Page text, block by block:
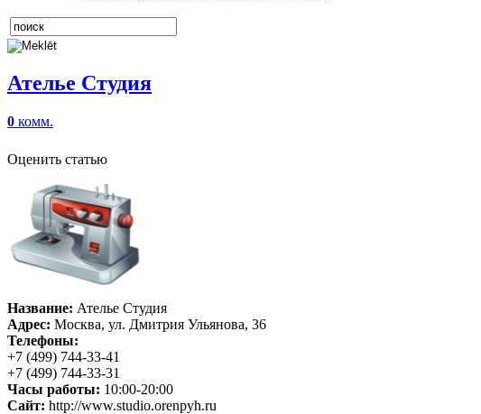
Ателье Студия
0 комм.
Оценить статью
Название: Ателье Студия
Адрес: Москва, ул. Дмитрия Ульянова, 36
Телефоны:
+7 (499) 744-33-41
+7 (499) 744-33-31
Часы работы: 10:00-20:00
Сайт: http://www.studio.orenpyh.ru